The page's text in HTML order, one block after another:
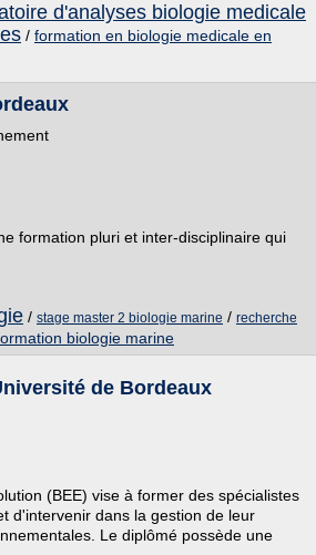
d'analyses biologie medicale
/ formation en biologie medicale en
formation pluri et inter-disciplinaire qui
/ stage master 2 biologie marine / recherche
biologie marine
de Bordeaux
(BEE) vise à former des spécialistes
d'intervenir dans la gestion de leur
Le diplômé possède une